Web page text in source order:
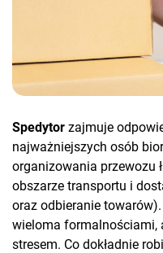
Spedytor zajmuje
najważniejszych osób
organizowania przewozu
obszarze transportu i
oraz odbieranie towarów).
wieloma formalnościami,
stresem. Co dokładnie